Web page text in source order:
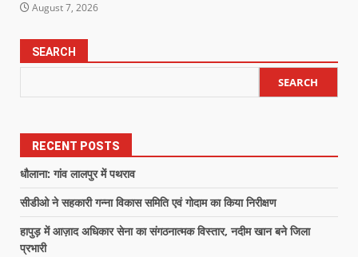
August 7, 2026
SEARCH
SEARCH
RECENT POSTS
धौलाना: गांव लालपुर में पथराव
सीडीओ ने सहकारी गन्ना विकास समिति एवं गोदाम का किया निरीक्षण
हापुड़ में आज़ाद अधिकार सेना का संगठनात्मक विस्तार, नदीम खान बने जिला
प्रभारी